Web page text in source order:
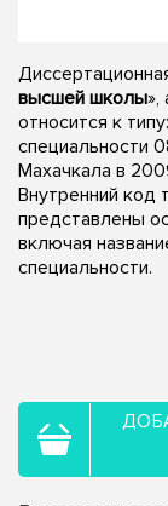
высшей школы»,
относится к
специальности
Махачкала в
Внутренний код
представлены
включая
специальности.